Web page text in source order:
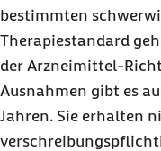
bestimmten
Therapiestandard
der Arzneimittel-
Ausnahmen gibt es
Jahren. Sie erhalten